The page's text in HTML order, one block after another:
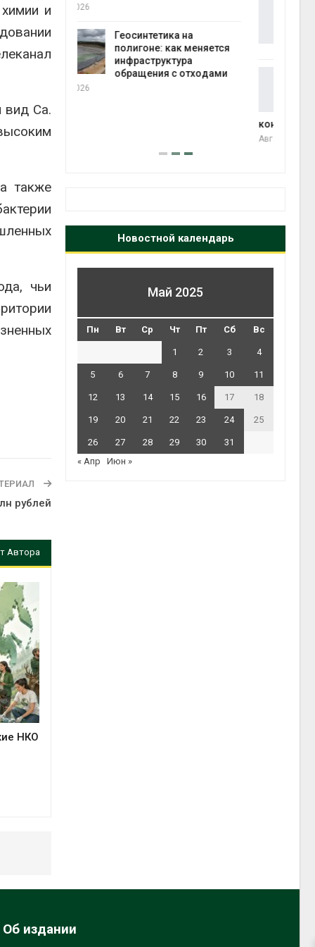
и
Ca.
также
чьи
рублей
Автора
НКО
Авг 7, 2026
Минприроды
Новостной календарь
Май 2025
Пн Вт Ср Чт Пт Сб Вс
1 2 3 4
5 6 7 8 9 10 11
12 13 14 15 16 17 18
19 20 21 22 23 24 25
26 27 28 29 30
31
« Апр
Июн »
Об издании